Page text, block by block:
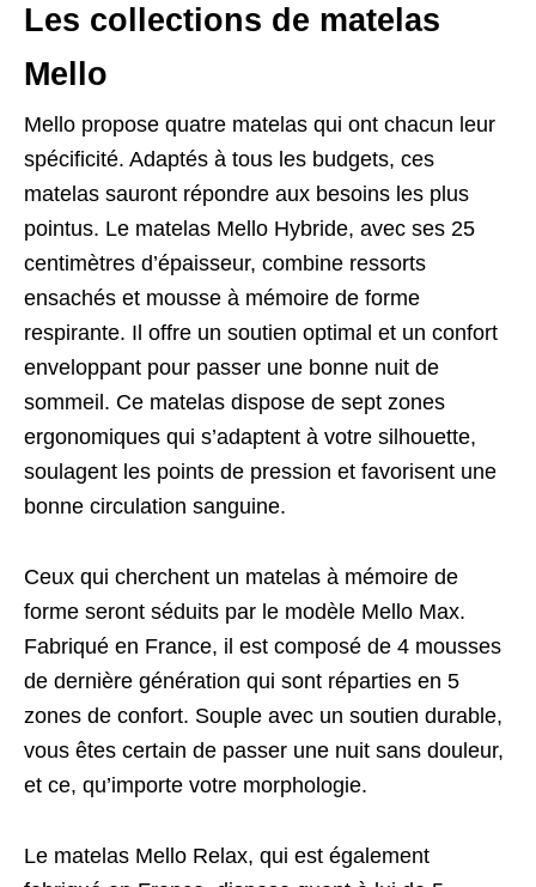
Les collections de matelas
Mello
Mello propose quatre matelas qui ont chacun leur
spécificité. Adaptés à tous les budgets, ces
matelas sauront répondre aux besoins les plus
pointus. Le matelas Mello Hybride, avec ses 25
centimètres d’épaisseur, combine ressorts
ensachés et mousse à mémoire de forme
respirante. Il offre un soutien optimal et un confort
enveloppant pour passer une bonne nuit de
sommeil. Ce matelas dispose de sept zones
ergonomiques qui s’adaptent à votre silhouette,
soulagent les points de pression et favorisent une
bonne circulation sanguine.
Ceux qui cherchent un matelas à mémoire de
forme seront séduits par le modèle Mello Max.
Fabriqué en France, il est composé de 4 mousses
de dernière génération qui sont réparties en 5
zones de confort. Souple avec un soutien durable,
vous êtes certain de passer une nuit sans douleur,
et ce, qu’importe votre morphologie.
Le matelas Mello Relax, qui est également